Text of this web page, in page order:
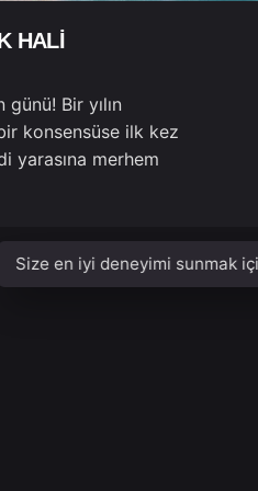
HALİ
Bir yılın
konsensüse ilk kez
yarasına merhem
Size en iyi deneyimi sunmak